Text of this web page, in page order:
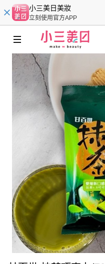
小三美日美妝
立刻使用官方APP